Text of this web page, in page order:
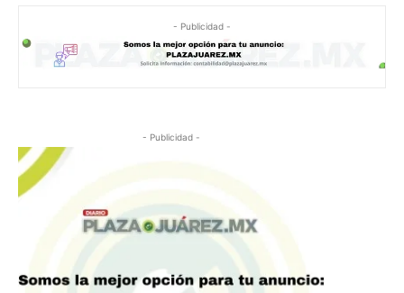
- Publicidad -
- Publicidad -